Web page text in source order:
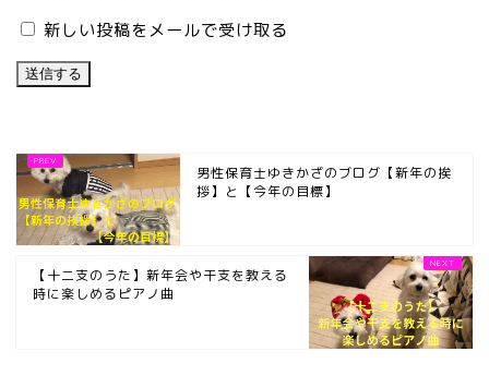
新しい投稿をメールで受け取る
男性保育士ゆきかざのブログ【新年の挨
拶】と【今年の目標】
【十二支のうた】新年会や干支を教える
時に楽しめるピアノ曲